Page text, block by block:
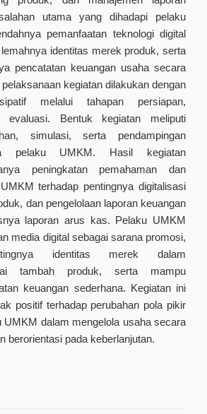
utama yang dihadapi pelaku
pemanfaatan teknologi digital
identitas merek produk, serta
pencatatan keuangan usaha secara
kegiatan dilakukan dengan
melalui tahapan persiapan,
evaluasi. Bentuk kegiatan meliputi
simulasi, serta pendampingan
pelaku UMKM. Hasil kegiatan
peningkatan pemahaman dan
terhadap pentingnya digitalisasi
dan pengelolaan laporan keuangan
laporan arus kas. Pelaku UMKM
media digital sebagai sarana promosi,
identitas merek dalam
tambah produk, serta mampu
keuangan sederhana. Kegiatan ini
positif terhadap perubahan pola pikir
UMKM dalam mengelola usaha secara
berorientasi pada keberlanjutan.